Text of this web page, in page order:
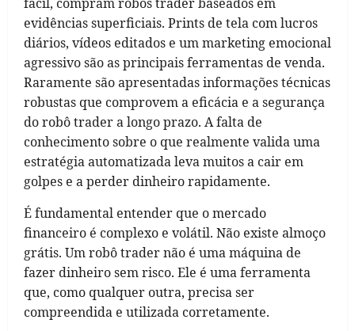
evidências superficiais. Prints de tela com lucros
diários, vídeos editados e um marketing emocional
agressivo são as principais ferramentas de venda.
Raramente são apresentadas informações técnicas
robustas que comprovem a eficácia e a segurança
do robô trader a longo prazo. A falta de
conhecimento sobre o que realmente valida uma
estratégia automatizada leva muitos a cair em
golpes e a perder dinheiro rapidamente.
É fundamental entender que o mercado
financeiro é complexo e volátil. Não existe almoço
grátis. Um robô trader não é uma máquina de
fazer dinheiro sem risco. Ele é uma ferramenta
que, como qualquer outra, precisa ser
compreendida e utilizada corretamente.